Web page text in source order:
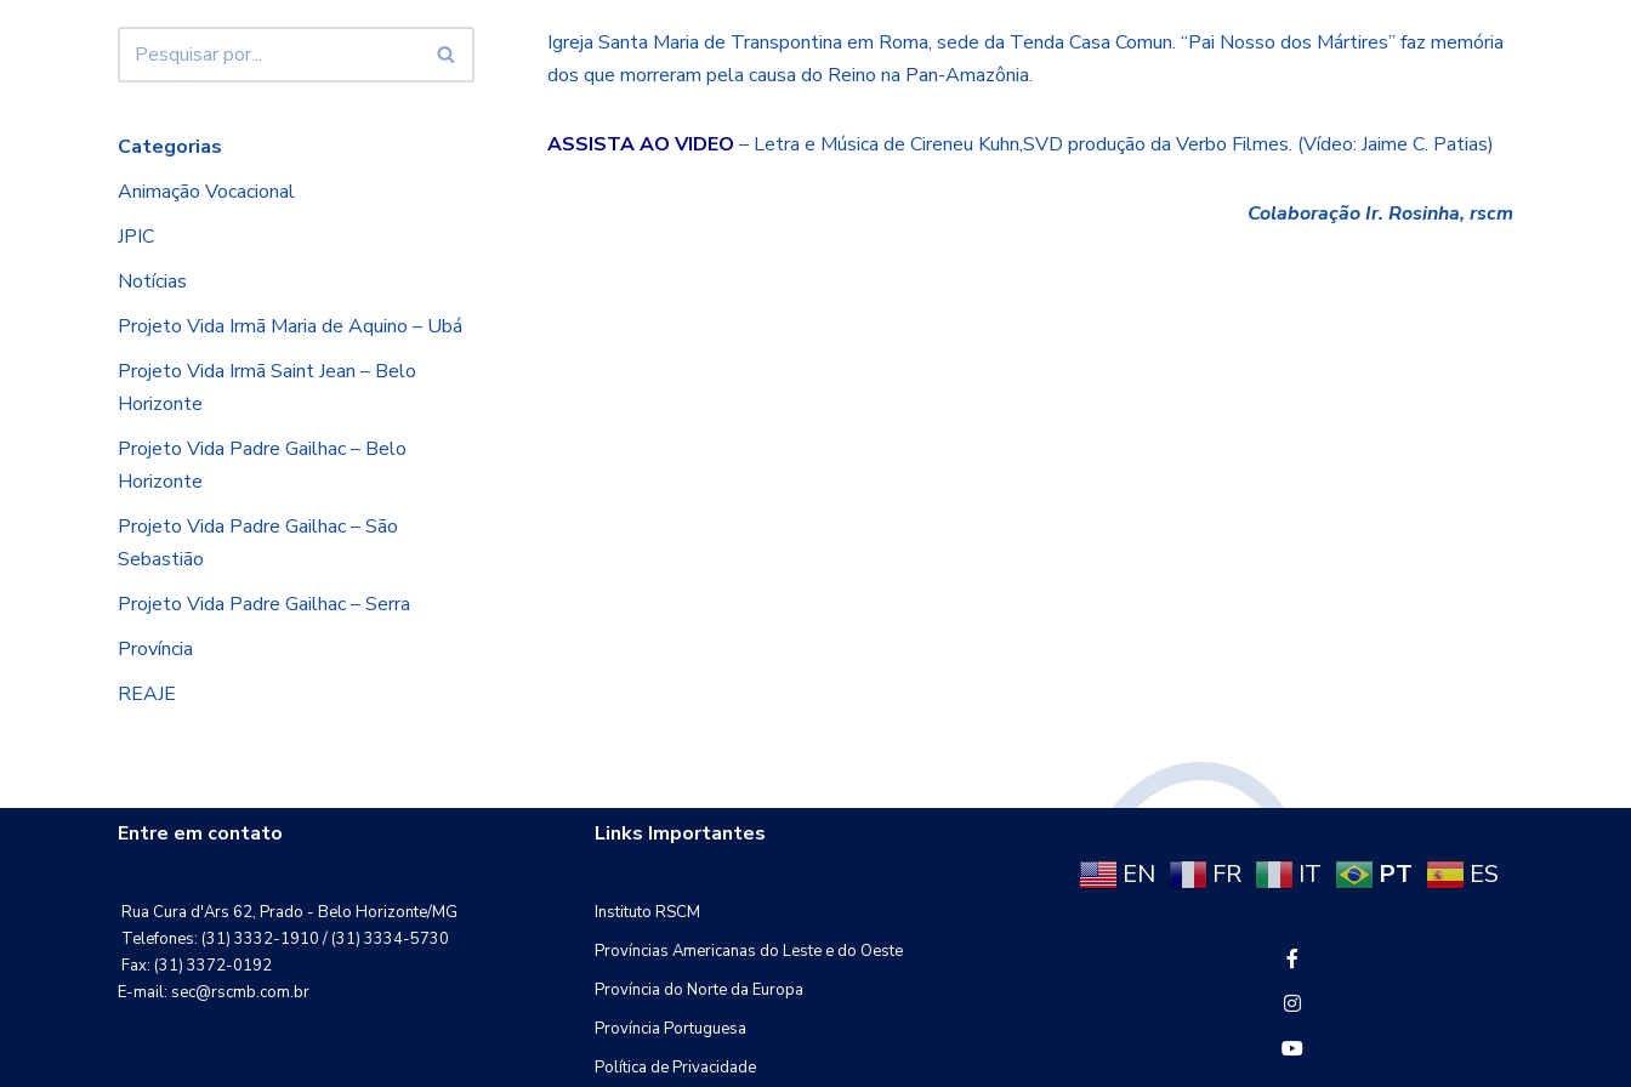
Categorias
Animação Vocacional
JPIC
Notícias
Projeto Vida Irmã Maria de Aquino – Ubá
Projeto Vida Irmã Saint Jean – Belo
Horizonte
Projeto Vida Padre Gailhac – Belo
Horizonte
Projeto Vida Padre Gailhac – São
Sebastião
Projeto Vida Padre Gailhac – Serra
Província
REAJE
Igreja Santa Maria de Transpontina em Roma, sede da Tenda Casa Comun. “Pai Nosso dos Mártires” faz memória
dos que morreram pela causa do Reino na Pan-Amazônia.
ASSISTA AO VIDEO – Letra e Música de Cireneu Kuhn,SVD produção da Verbo Filmes. (Vídeo: Jaime C. Patias)
Colaboração Ir. Rosinha, rscm
Entre em contato
Rua Cura d'Ars 62, Prado - Belo Horizonte/MG
Telefones: (31) 3332-1910 / (31) 3334-5730
Fax: (31) 3372-0192
E-mail: sec@rscmb.com.br
Links Importantes
Instituto RSCM
Províncias Americanas do Leste e do Oeste
Província do Norte da Europa
Província Portuguesa
Política de Privacidade
EN FR IT PT ES